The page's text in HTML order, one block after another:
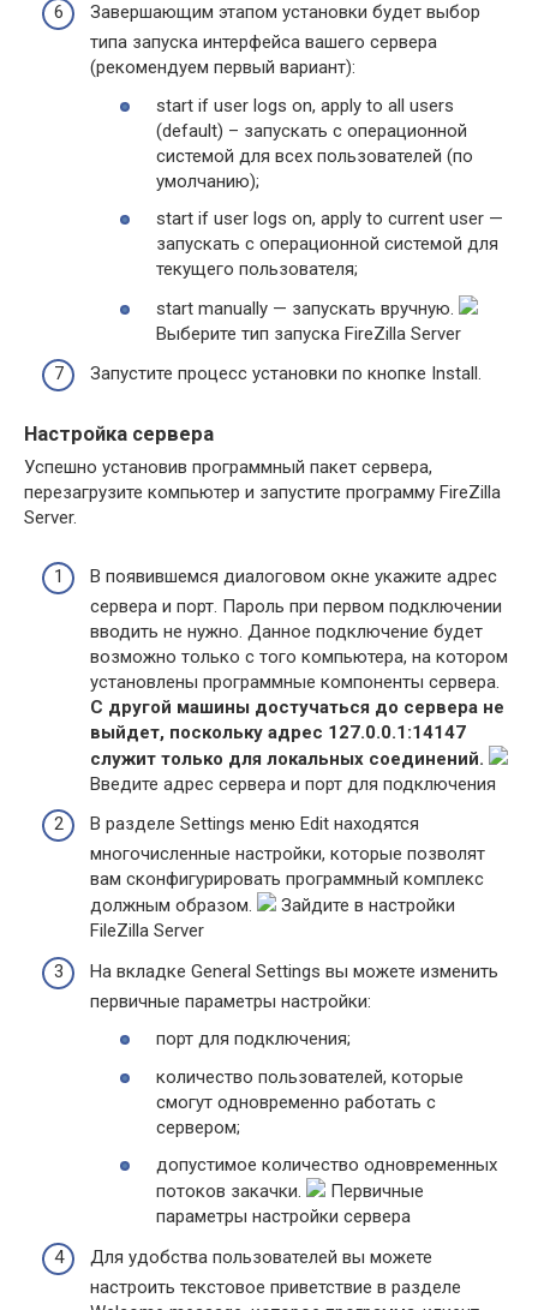
Завершающим этапом установки будет выбор
типа запуска интерфейса вашего сервера
(рекомендуем первый вариант):
start if user logs on, apply to all users
(default) – запускать с операционной
системой для всех пользователей (по
умолчанию);
start if user logs on, apply to current user —
запускать с операционной системой для
текущего пользователя;
start manually — запускать вручную.
Выберите тип запуска FireZilla Server
Запустите процесс установки по кнопке Install.
Настройка сервера
Успешно установив программный пакет сервера,
перезагрузите компьютер и запустите программу FireZilla
Server.
В появившемся диалоговом окне укажите адрес
сервера и порт. Пароль при первом подключении
вводить не нужно. Данное подключение будет
возможно только с того компьютера, на котором
установлены программные компоненты сервера.
С другой машины достучаться до сервера не
выйдет, поскольку адрес 127.0.0.1:14147
служит только для локальных соединений.
Введите адрес сервера и порт для подключения
В разделе Settings меню Edit находятся
многочисленные настройки, которые позволят
вам сконфигурировать программный комплекс
должным образом.
Зайдите в настройки
FileZilla Server
На вкладке General Settings вы можете изменить
первичные параметры настройки:
порт для подключения;
количество пользователей, которые
смогут одновременно работать с
сервером;
допустимое количество одновременных
потоков закачки.
Первичные
параметры настройки сервера
Для удобства пользователей вы можете
настроить текстовое приветствие в разделе